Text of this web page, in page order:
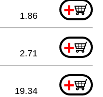
+
1.86
+
2.71
+
19.34